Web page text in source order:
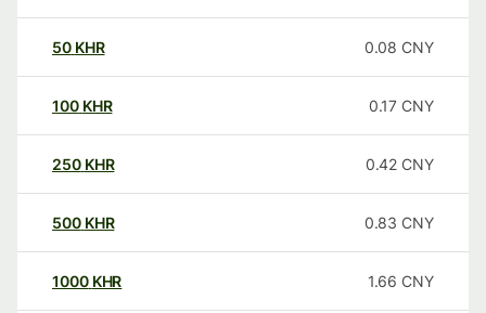
50 KHR 0.08 CNY
100 KHR 0.17 CNY
250 KHR 0.42 CNY
500 KHR 0.83 CNY
1000 KHR 1.66 CNY